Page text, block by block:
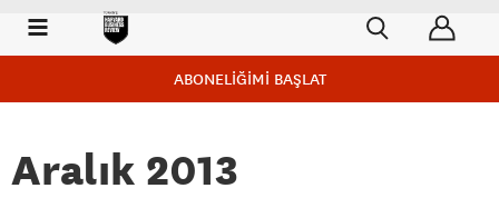
ABONELİĞİMİ BAŞLAT
Aralık 2013